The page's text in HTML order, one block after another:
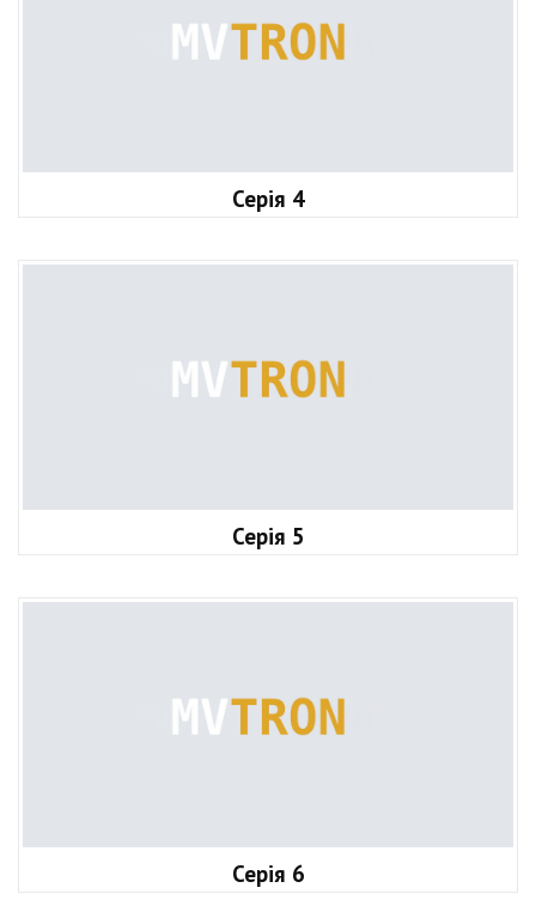
Серія 4
Серія 5
Серія 6